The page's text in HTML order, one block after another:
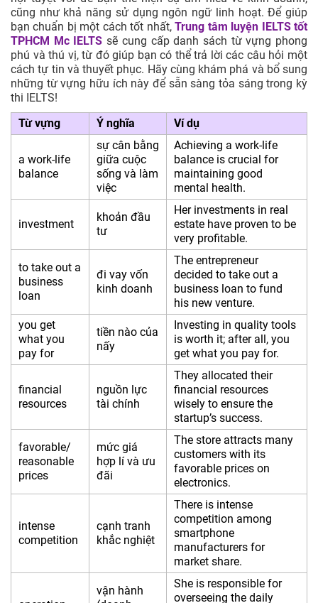
cũng như khả năng sử dụng ngôn ngữ linh hoạt. Để giúp
bạn chuẩn bị một cách tốt nhất,Trung tâm luyện IELTS tốt
TPHCM Mc IELTS sẽ cung cấp danh sách từ vựng phong
phú và thú vị, từ đó giúp bạn có thể trả lời các câu hỏi một
cách tự tin và thuyết phục. Hãy cùng khám phá và bổ sung
những từ vựng hữu ích này để sẵn sàng tỏa sáng trong kỳ
thi IELTS!
Từ vựng
Ý nghĩa Ví dụ
a work-life
balance
sự cân bằng
giữa cuộc
sống và làm
việc
Achieving a work-life
balance is crucial for
maintaining good
mental health.
investment
khoản đầu
tư
Her investments in real
estate have proven to be
very profitable.
to take out a
business
loan
đi vay vốn
kinh doanh
The entrepreneur
decided to take out a
business loan to fund
his new venture.
you get
what you
pay for
tiền nào của
nấy
Investing in quality tools
is worth it; after all, you
get what you pay for.
financial
resources
nguồn lực
tài chính
They allocated their
financial resources
wisely to ensure the
startup’s success.
favorable/
reasonable
prices
mức giá
hợp lí và ưu
đãi
The store attracts many
customers with its
favorable prices on
electronics.
intense
competition
cạnh tranh
khắc nghiệt
There is intense
competition among
smartphone
manufacturers for
market share.
vận hành
She is responsible for
overseeing the daily